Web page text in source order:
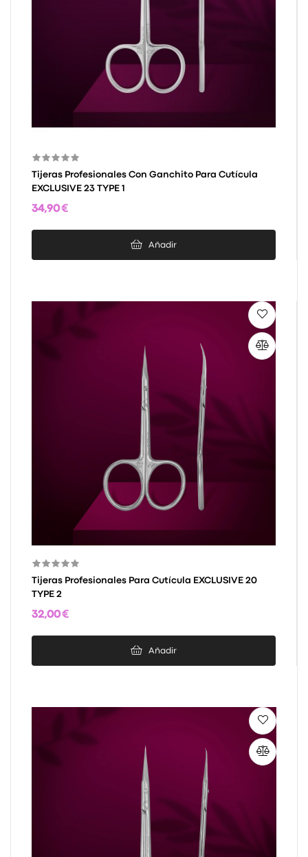
Tijeras Profesionales Con Ganchito Para Cutícula
EXCLUSIVE 23 TYPE 1
34,90 €
Añadir
Tijeras Profesionales Para Cutícula EXCLUSIVE 20
TYPE 2
32,00 €
Añadir